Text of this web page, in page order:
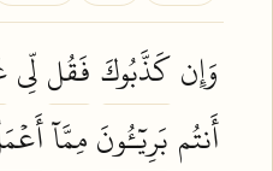
وَإِنكَذَّبُوكَ فَقُللِّي
أَنتُم بَرِيٓـُٔونَمِمَّآ